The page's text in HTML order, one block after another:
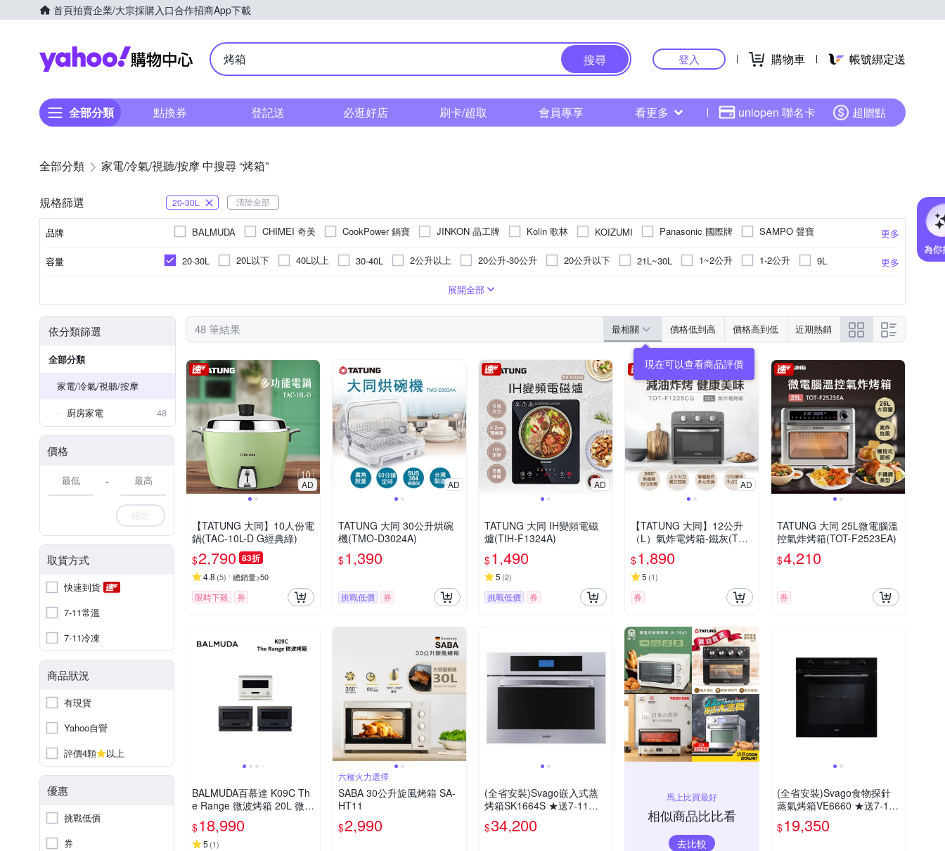
首頁拍賣企業/大宗採購入口合作招商App下載
Yahoo購物中心
搜尋 登入 購物車 帳號綁定送
全部分類 點換券 登記送 必逛好店 刷卡/超取 會員專享 看更多 uniopen 聯名卡 超贈點
全部分類 家電/冷氣/視聽/按摩 中搜尋 “烤箱”
規格篩選 20-30L 清除全部
品牌 更多
BALMUDA CHIMEI 奇美 CookPower 鍋寶 JINKON 晶工牌 Kolin 歌林 KOIZUMI Panasonic 國際牌
SAMPO 聲寶
SPT 尚朋堂
SVAGO TATUNG 大同 TECO 東元 TEKA Whirlpool 惠而浦 其他品牌
容量 更多
20-30L 20L以下 40L以上 30-40L 2公升以上 20公升-30公升 20公升以下 21L~30L 1~2公升 1-2公升
9L
1500W以上不沾陶瓷塗層
展開全部
依分類篩選
全部分類
家電/冷氣/視聽/按摩
廚房家電
48
價格
-
確定
取貨方式
快速到貨
7-11常溫
7-11冷凍
商品狀況
有現貨
Yahoo自營
評價4顆
以上
優惠
挑戰低價
券
48 筆結果 最相關 價格低到高 價格高到低 近期熱銷
AD
【TATUNG 大同】10人份電
鍋(TAC-10L-D G經典綠)
$2,790 83折
4.8 (5) 總銷量>50
限時下殺 券
AD
TATUNG 大同 30公升烘碗
機(TMO-D3024A)
$1,390
挑戰低價 券
AD
TATUNG 大同 IH變頻電磁
爐(TIH-F1324A)
$1,490
5 (2)
挑戰低價 券
AD
【TATUNG 大同】12公升
（L）氣炸電烤箱-鐵灰(TOT
-F1225CG)
$1,890
5 (1)
券
TATUNG 大同 25L微電腦溫
控氣炸烤箱(TOT-F2523EA)
$4,210
券
BALMUDA百慕達 K09C Th
e Range 微波烤箱 20L 微波
爐 烤箱
$18,990
5 (1)
六種火力選擇
SABA 30公升旋風烤箱 SA-
HT11
$2,990
(全省安裝)Svago嵌入式蒸
烤箱SK1664S ★送7-11商
品卡1800元
$34,200
馬上比買最好
相似商品比比看
去比較
(全省安裝)Svago食物探針
蒸氣烤箱VE6660 ★送7-11
商品卡1000元
$19,350